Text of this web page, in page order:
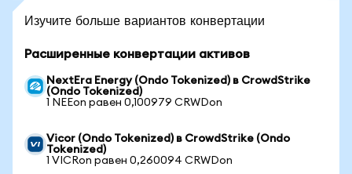
Изучите больше вариантов конвертации
Расширенные конвертации активов
NextEra Energy (Ondo Tokenized) в CrowdStrike
(Ondo Tokenized)
1 NEEon равен 0,100979 CRWDon
Vicor (Ondo Tokenized) в CrowdStrike (Ondo
Tokenized)
1 VICRon равен 0,260094 CRWDon